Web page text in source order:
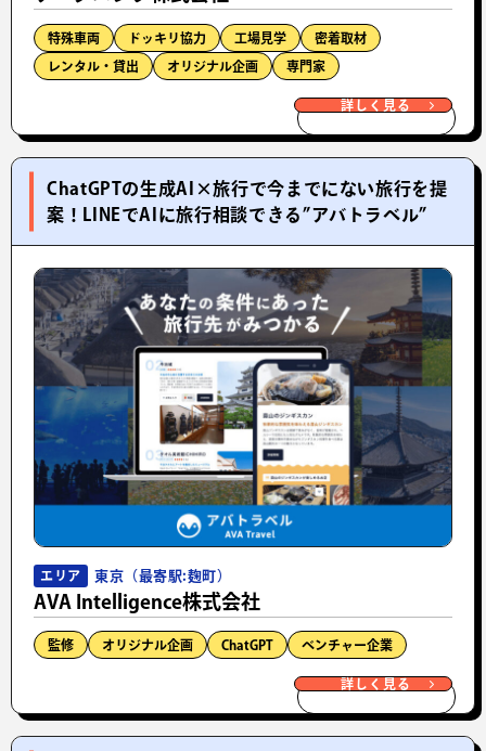
特殊車両 ドッキリ協力 工場見学 密着取材
レンタル・貸出 オリジナル企画 専門家
詳しく見る
ChatGPTの生成AI×旅行で今までにない旅行を提
案！LINEでAIに旅行相談できる”アバトラベル”
エリア 東京（最寄駅:麹町）
AVA Intelligence株式会社
監修 オリジナル企画 ChatGPT ベンチャー企業
詳しく見る